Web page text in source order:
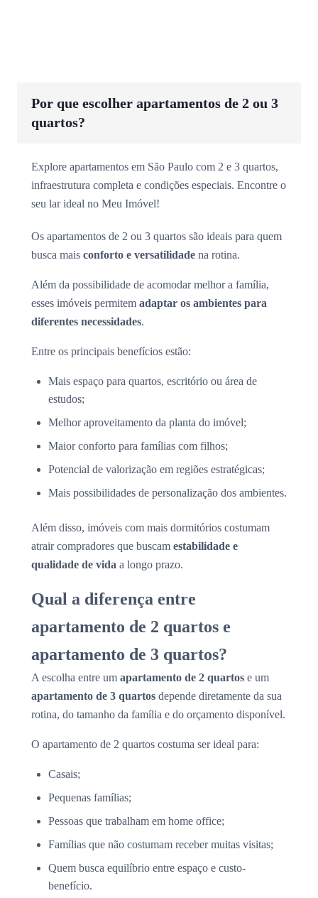
Por que escolher apartamentos de 2 ou 3
quartos?
Explore apartamentos em São Paulo com 2 e 3 quartos,
infraestrutura completa e condições especiais. Encontre o
seu lar ideal no Meu Imóvel!
Os apartamentos de 2 ou 3 quartos são ideais para quem
busca mais conforto e versatilidade na rotina.
Além da possibilidade de acomodar melhor a família,
esses imóveis permitem adaptar os ambientes para
diferentes necessidades.
Entre os principais benefícios estão:
Mais espaço para quartos, escritório ou área de
estudos;
Melhor aproveitamento da planta do imóvel;
Maior conforto para famílias com filhos;
Potencial de valorização em regiões estratégicas;
Mais possibilidades de personalização dos ambientes.
Além disso, imóveis com mais dormitórios costumam
atrair compradores que buscam estabilidade e
qualidade de vida a longo prazo.
Qual a diferença entre
apartamento de 2 quartos e
apartamento de 3 quartos?
A escolha entre um apartamento de 2 quartos e um
apartamento de 3 quartos depende diretamente da sua
rotina, do tamanho da família e do orçamento disponível.
O apartamento de 2 quartos costuma ser ideal para:
Casais;
Pequenas famílias;
Pessoas que trabalham em home office;
Famílias que não costumam receber muitas visitas;
Quem busca equilíbrio entre espaço e custo-
benefício.